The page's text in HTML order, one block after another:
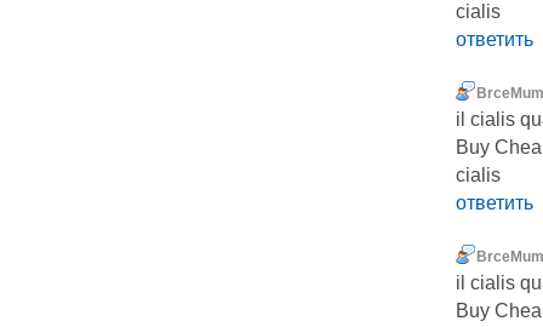
cialis
ответить
BrceMum
il cialis
Buy
cialis
ответить
BrceMum
il cialis
Buy